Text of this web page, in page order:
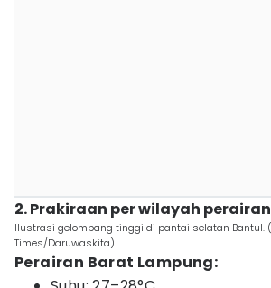
2. Prakiraan per wilayah perairan
Ilustrasi gelombang tinggi di pantai selatan Bantul.
Times/Daruwaskita)
Perairan Barat Lampung: